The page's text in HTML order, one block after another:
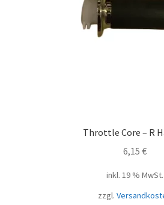
Throttle Core – R
6,15 €
inkl. 19 % MwSt.
zzgl.